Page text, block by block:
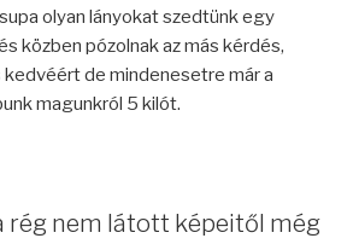
olyan lányokat szedtünk egy
közben pózolnak az más kérdés,
de mindenesetre már a
magunkról 5 kilót.
rég nem látott képeitől még